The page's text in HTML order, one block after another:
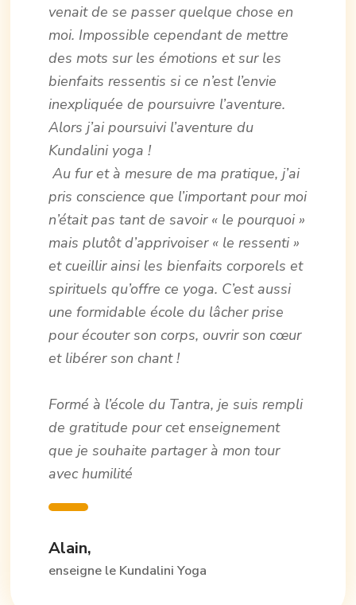
venait de se passer quelque chose en
moi. Impossible cependant de mettre
des mots sur les émotions et sur les
bienfaits ressentis si ce n’est l’envie
inexpliquée de poursuivre l’aventure.
Alors j’ai poursuivi l’aventure du
Kundalini yoga !
Au fur et à mesure de ma pratique, j’ai
pris conscience que l’important pour moi
n’était pas tant de savoir « le pourquoi »
mais plutôt d’apprivoiser « le ressenti »
et cueillir ainsi les bienfaits corporels et
spirituels qu’offre ce yoga. C’est aussi
une formidable école du lâcher prise
pour écouter son corps, ouvrir son cœur
et libérer son chant !
Formé à l’école du Tantra, je suis rempli
de gratitude pour cet enseignement
que je souhaite partager à mon tour
avec humilité
Alain,
enseigne le Kundalini Yoga